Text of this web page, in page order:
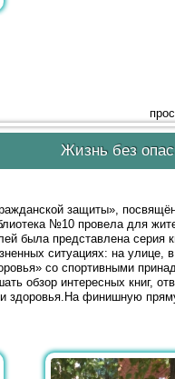
Жизнь без
защиты»,
№10 провела для
была представлена серия
ситуациях: на
со спортивными
обзор интересных книг,
здоровья.На финишную